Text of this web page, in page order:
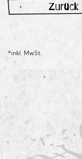
Zurück
*inkl. MwSt.